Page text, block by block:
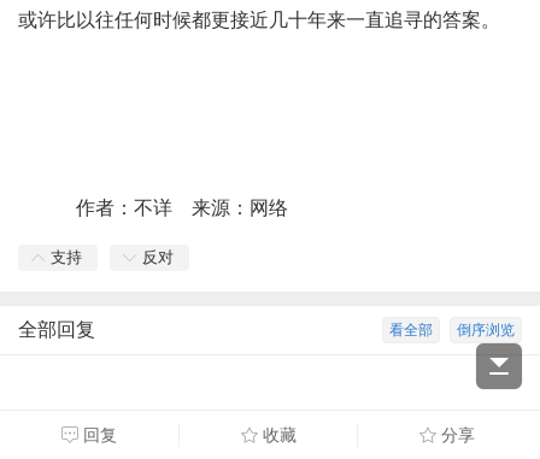
或许比以往任何时候都更接近几十年来一直追寻的答案。
作者：不详 来源：网络
支持 反对
倒序浏览
看全部
全部回复
回复 收藏 分享